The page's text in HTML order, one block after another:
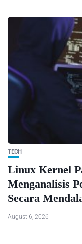
TECH
Linux Kernel
Menganalisis
Secara
August 6, 2026